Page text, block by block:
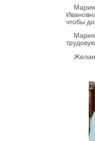
Мария
чтобы
Мария
Желаем